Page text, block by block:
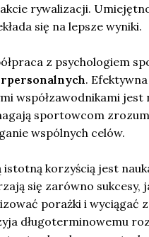
rywalizacji.
się na lepsze wyniki.
z psychologiem
.
współzawodnikami jest
sportowcom
wspólnych celów.
istotną korzyścią jest
się zarówno sukcesy,
porażki i wyciągać
długoterminowemu